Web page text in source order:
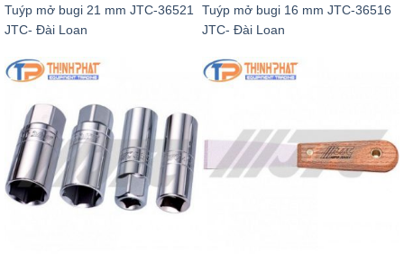
Tuýp mở bugi 21 mm JTC-36521
JTC- Đài Loan
Tuýp mở bugi 16 mm JTC-36516
JTC- Đài Loan